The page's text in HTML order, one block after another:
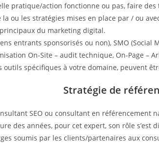
pratique/action fonctionne ou pas, faire
ou les stratégies mises en place par / ou
du marketing digital.
entrants sponsorisés ou non), SMO
On-Site – audit technique, On-Page
outils spécifiques à votre domaine, peuvent
Stratégie de
SEO ou consultant en
des années, pour cet expert, son rôle
soumis par les clients/partenaires aux